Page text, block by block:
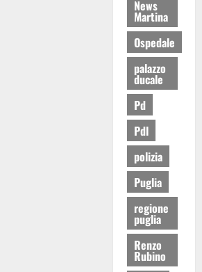
News
Martina
Ospedale
palazzo
ducale
Pd
Pdl
polizia
Puglia
regione
puglia
Renzo
Rubino